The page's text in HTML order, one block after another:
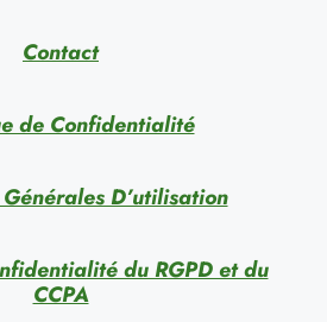
Contact
de Confidentialité
D’utilisation
du RGPD et du
CCPA